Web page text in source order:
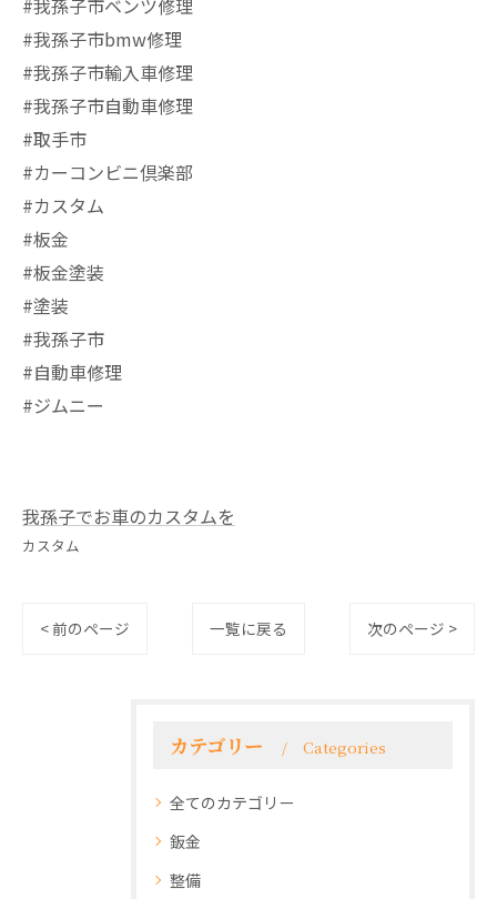
#我孫子市ベンツ修理
#我孫子市bmw修理
#我孫子市輸入車修理
#我孫子市自動車修理
#取手市
#カーコンビニ倶楽部
#カスタム
#板金
#板金塗装
#塗装
#我孫子市
#自動車修理
#ジムニー
我孫子でお車のカスタムを
カスタム
< 前のページ 一覧に戻る 次のページ >
カテゴリー Categories
全てのカテゴリー
鈑金
整備